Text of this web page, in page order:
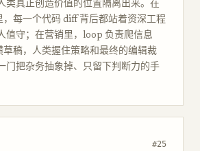
类真正创造价值的位置隔离出来。在
，每一个代码 diff 背后都站着资深工程
值守；在营销里，loop 负责爬信息
草稿，人类握住策略和最终的编辑裁
门把杂务抽象掉、只留下判断力的手
#25